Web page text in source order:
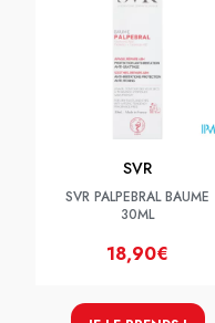
SVR
SVR PALPEBRAL BAUME
30ML
18,90€